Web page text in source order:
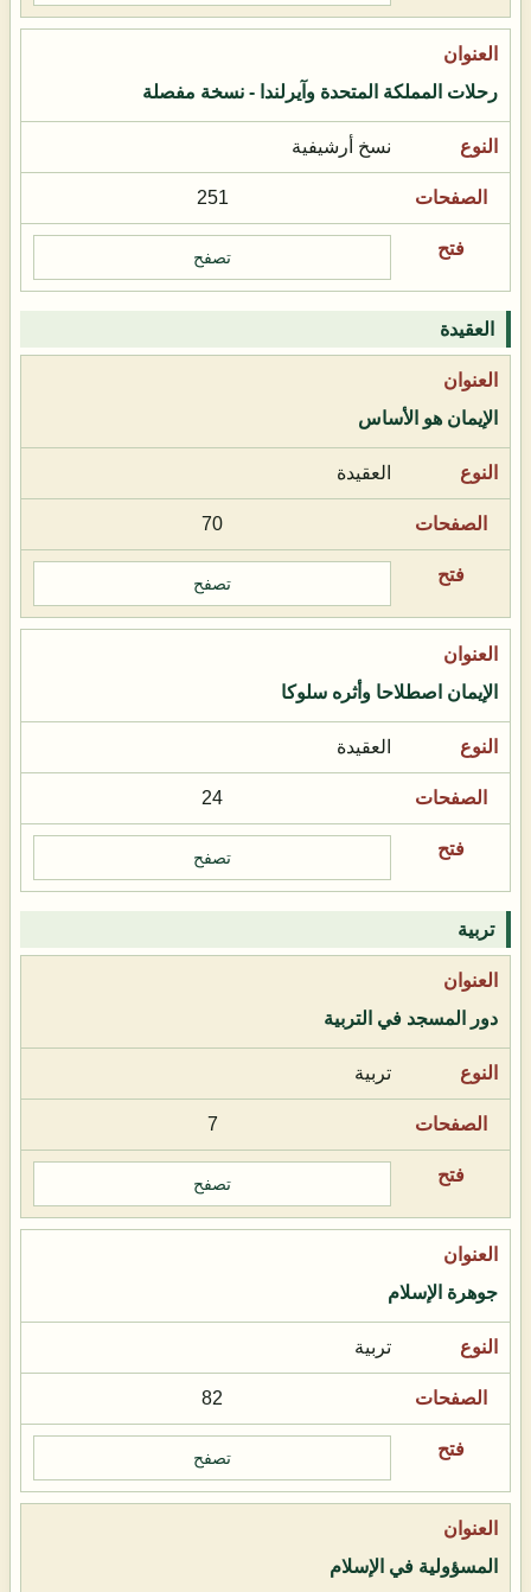
رحلات المملكة المتحدة وآيرلندا - نسخة مفصلة
نسخ أرشيفية
251
تصفح
العقيدة
الإيمان هو الأساس
العقيدة
70
تصفح
الإيمان اصطلاحا وأثره سلوكا
العقيدة
24
تصفح
تربية
دور المسجد في التربية
تربية
7
تصفح
جوهرة الإسلام
تربية
82
تصفح
المسؤولية في الإسلام